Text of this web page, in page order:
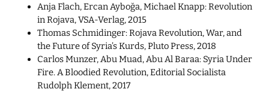
Anja Flach, Ercan Ayboğa, Michael Knapp: Revolution
in Rojava, VSA-Verlag, 2015
Thomas Schmidinger: Rojava Revolution, War, and
the Future of Syria’s Kurds, Pluto Press, 2018
Carlos Munzer, Abu Muad, Abu Al Baraa: Syria Under
Fire. A Bloodied Revolution, Editorial Socialista
Rudolph Klement, 2017